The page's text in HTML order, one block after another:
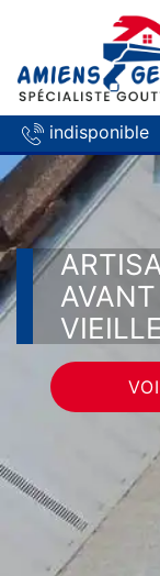
indisponible